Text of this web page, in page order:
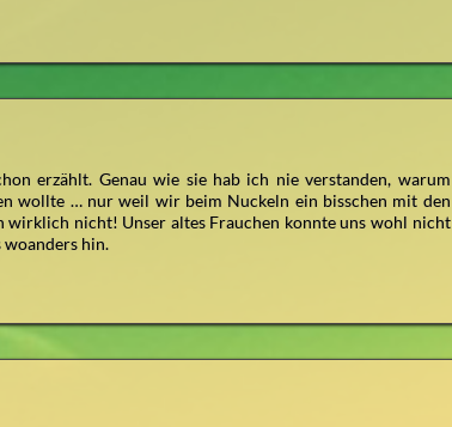
erzählt. Genau wie sie hab ich nie verstanden, warum
wollte … nur weil wir beim Nuckeln ein bisschen mit den
wirklich nicht! Unser altes Frauchen konnte uns wohl nicht
woanders hin.